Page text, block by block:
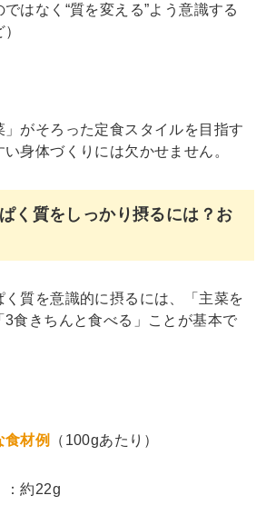
はなく“質を変える”よう意識する
」がそろった定食スタイルを目指す
身体づくりには欠かせません。
く質をしっかり摂るには？お
く質を意識的に摂るには、「主菜を
3食きちんと食べる」ことが基本で
食材例 （100gあたり）
：約22g